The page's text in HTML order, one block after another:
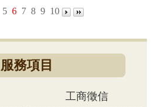
5 6 7 8 9 10
服務項目
工商徵信